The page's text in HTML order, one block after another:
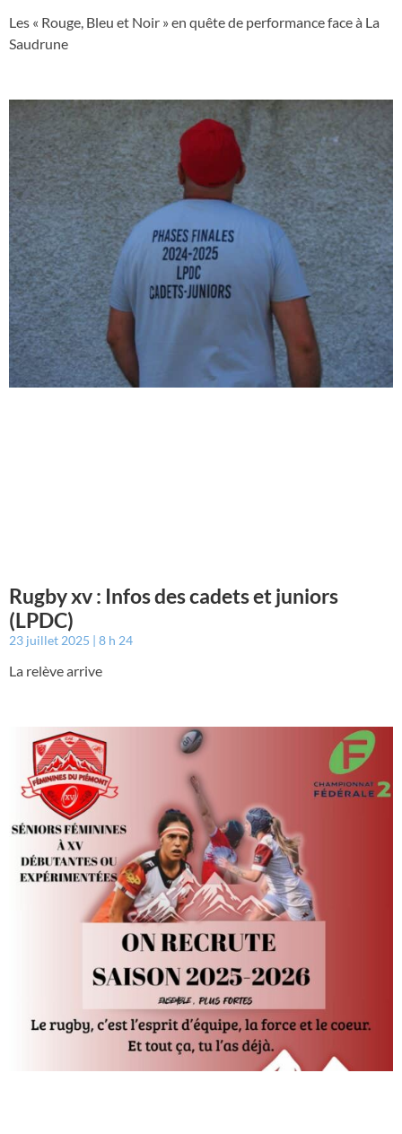
Les « Rouge, Bleu et Noir » en quête de performance face à La
Saudrune
Rugby xv : Infos des cadets et juniors
(LPDC)
23 juillet 2025 8 h 24
La relève arrive